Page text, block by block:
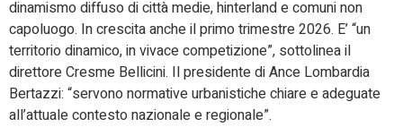
dinamismo diffuso di città medie, hinterland e comuni non
capoluogo. In crescita anche il primo trimestre 2026. E’ “un
territorio dinamico, in vivace competizione”, sottolinea il
direttore Cresme Bellicini. Il presidente di Ance Lombardia
Bertazzi: “servono normative urbanistiche chiare e adeguate
all’attuale contesto nazionale e regionale”.